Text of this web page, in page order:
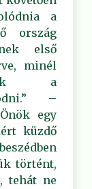
a
ország
első
minél
a
–
egy
küzdő
történt,
tehát ne